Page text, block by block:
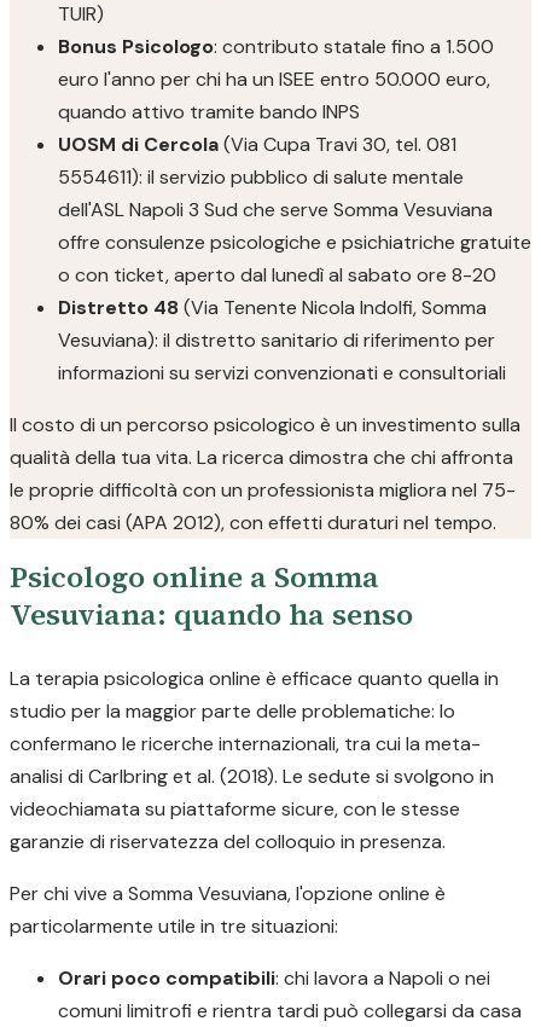
TUIR)
Bonus Psicologo: contributo statale fino a 1.500
euro l'anno per chi ha un ISEE entro 50.000 euro,
quando attivo tramite bando INPS
UOSM di Cercola(Via Cupa Travi 30, tel. 081
5554611): il servizio pubblico di salute mentale
dell'ASL Napoli 3 Sud che serve Somma Vesuviana
offre consulenze psicologiche e psichiatriche gratuite
o con ticket, aperto dal lunedì al sabato ore 8-20
Distretto 48(Via Tenente Nicola Indolfi, Somma
Vesuviana): il distretto sanitario di riferimento per
informazioni su servizi convenzionati e consultoriali
Il costo di un percorso psicologico è un investimento sulla
qualità della tua vita. La ricerca dimostra che chi affronta
le proprie difficoltà con un professionista migliora nel 75-
80% dei casi (APA 2012), con effetti duraturi nel tempo.
Psicologo online a Somma
Vesuviana: quando ha senso
La terapia psicologica online è efficace quanto quella in
studio per la maggior parte delle problematiche: lo
confermano le ricerche internazionali, tra cui la meta-
analisi di Carlbring et al. (2018). Le sedute si svolgono in
videochiamata su piattaforme sicure, con le stesse
garanzie di riservatezza del colloquio in presenza.
Per chi vive a Somma Vesuviana, l'opzione online è
particolarmente utile in tre situazioni:
Orari poco compatibili: chi lavora a Napoli o nei
comuni limitrofi e rientra tardi può collegarsi da casa